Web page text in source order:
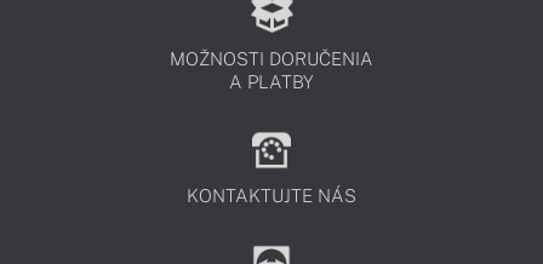
MOŽNOSTI DORUČENIA
A PLATBY
KONTAKTUJTE NÁS